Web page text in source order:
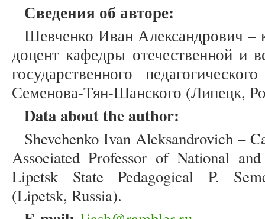
Сведения об авторе:
Шевченко Иван Александрович –
доцент кафедры отечественной и
государственного
Семенова-Тян-Шанского (Липецк,
Data about the author:
Shevchenko Ivan Aleksandrovich –
Associated Professor of National
Lipetsk State Pedagogical P.
(Lipetsk, Russia).